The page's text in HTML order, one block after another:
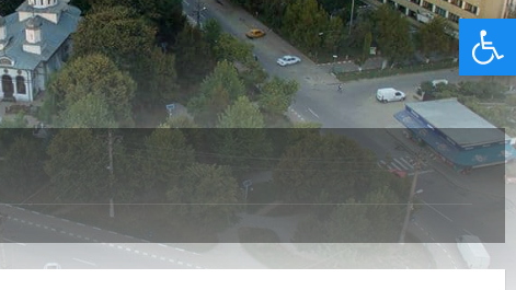
Deschide bara de unelte